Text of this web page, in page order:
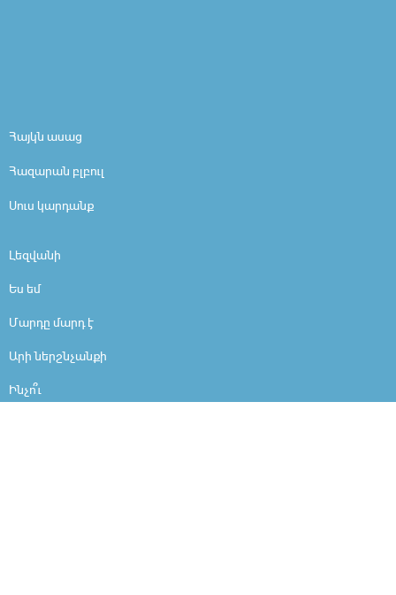
Հայկն ասաց
Հազարան բլբուլ
Սուս կարդանք
Լեզվանի
Ես եմ
Մարդը մարդ է
Արի ներշնչանքի
Ինչո՞ւ